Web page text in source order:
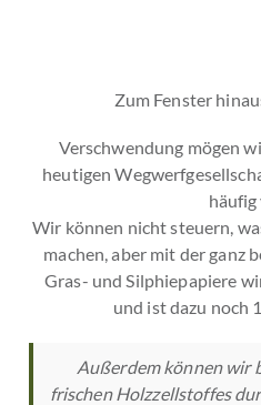
Zum Fenster
Verschwendung mögen
heutigen
häufig
Wir können nicht steuern,
machen, aber mit der ganz
Gras- und Silphiepapiere
und ist dazu noch
Außerdem können wir
frischen Holzzellstoffes